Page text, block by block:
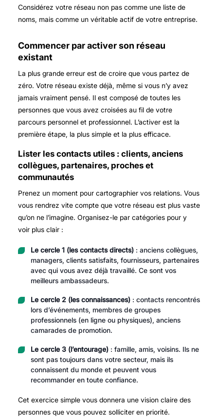
Considérez votre réseau non pas comme une liste de
noms, mais comme un véritable actif de votre entreprise.
Commencer par activer son réseau
existant
La plus grande erreur est de croire que vous partez de
zéro. Votre réseau existe déjà, même si vous n’y avez
jamais vraiment pensé. Il est composé de toutes les
personnes que vous avez croisées au fil de votre
parcours personnel et professionnel. L’activer est la
première étape, la plus simple et la plus efficace.
Lister les contacts utiles : clients, anciens
collègues, partenaires, proches et
communautés
Prenez un moment pour cartographier vos relations. Vous
vous rendrez vite compte que votre réseau est plus vaste
qu’on ne l’imagine. Organisez-le par catégories pour y
voir plus clair :
Le cercle 1 (les contacts directs): anciens collègues,
managers, clients satisfaits, fournisseurs, partenaires
avec qui vous avez déjà travaillé. Ce sont vos
meilleurs ambassadeurs.
Le cercle 2 (les connaissances): contacts rencontrés
lors d’événements, membres de groupes
professionnels (en ligne ou physiques), anciens
camarades de promotion.
Le cercle 3 (l’entourage): famille, amis, voisins. Ils ne
sont pas toujours dans votre secteur, mais ils
connaissent du monde et peuvent vous
recommander en toute confiance.
Cet exercice simple vous donnera une vision claire des
personnes que vous pouvez solliciter en priorité.